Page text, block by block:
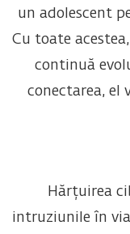
un adolescent
Cu toate
continuă
conectarea, el
Hărțuirea
intruziunile în